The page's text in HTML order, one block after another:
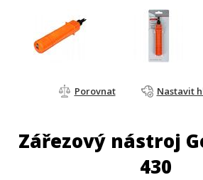
Porovnat Nastavit
Zářezový nástroj
430